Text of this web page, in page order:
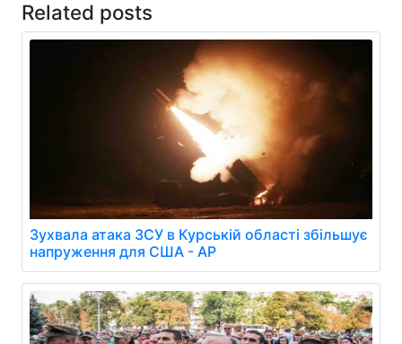
Related posts
Зухвала атака ЗСУ в Курській області збільшує
напруження для США - AP